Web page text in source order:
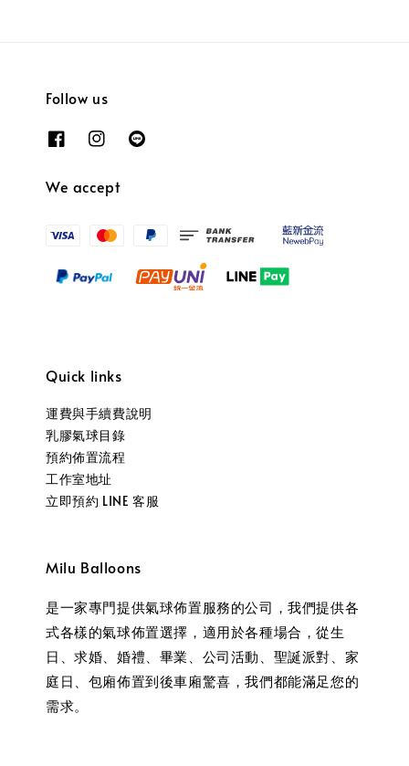
Follow us
We accept
Quick links
運費與手續費說明
乳膠氣球目錄
預約佈置流程
工作室地址
立即預約 LINE 客服
Milu Balloons
是一家專門提供氣球佈置服務的公司，我們提供各
式各樣的氣球佈置選擇，適用於各種場合，從生
日、求婚、婚禮、畢業、公司活動、聖誕派對、家
庭日、包廂佈置到後車廂驚喜，我們都能滿足您的
需求。